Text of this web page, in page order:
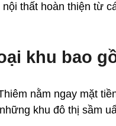
thất hoàn thiện từ
khu bao
nằm ngay mặt
khu đô thị sầm